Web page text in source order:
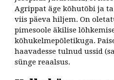
Agrippat äge kõhutõbi ja
viis päeva hiljem. On
pimesoole äkilise
kõhukelmepõletikuga.
haavadesse tulnud ussid
sünge reaalsus.